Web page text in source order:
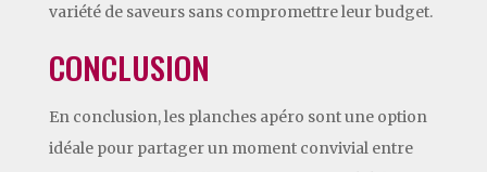
variété de saveurs sans compromettre leur budget.
CONCLUSION
En conclusion, les planches apéro sont une option
idéale pour partager un moment convivial entre